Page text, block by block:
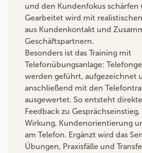
und den Kundenfokus schärfen
Gearbeitet wird mit
aus Kundenkontakt und
Geschäftspartnern.
Besonders ist das Training mit
Telefonübungsanlage:
werden geführt, aufgezeichnet
anschließend mit den
ausgewertet. So entsteht
Feedback zu Gesprächseinstieg,
Wirkung, Kundenorientierung
am Telefon. Ergänzt wird das
Übungen, Praxisfälle und